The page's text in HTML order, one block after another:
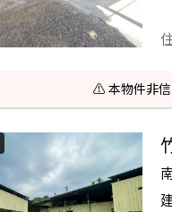
⚠️ 本物件非信